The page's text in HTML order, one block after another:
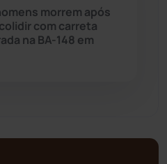
morrem após
com carreta
na BA-148 em